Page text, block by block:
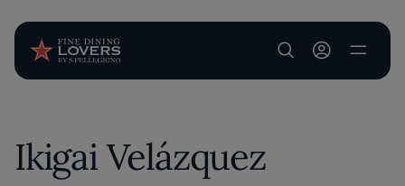
User account
Ikigai Velázquez